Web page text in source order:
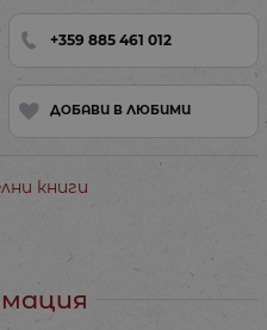
+359 885 461 012
ДОБАВИ В ЛЮБИМИ
книги